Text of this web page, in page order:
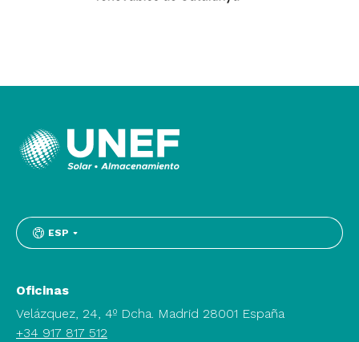
ESP
Oficinas
Velázquez, 24, 4º Dcha. Madrid 28001 España
+34 917 817 512